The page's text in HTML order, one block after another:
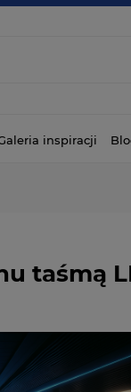
inspiracji
taśmą